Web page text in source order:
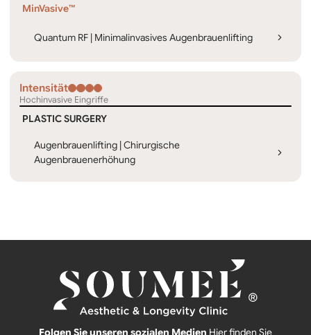
MinVasive™
Quantum RF | Minimalinvasives Augenbrauenlifting
Intensität
Hochinvasive Eingriffe
PLASTIC SURGERY
Augenbrauenlifting | Chirurgische
Augenbrauenerhöhung
Folgen Sie unseren sozialen Medien Hier finden Sie